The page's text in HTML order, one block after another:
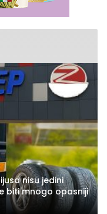
nisu jedini
biti mnogo opasniji